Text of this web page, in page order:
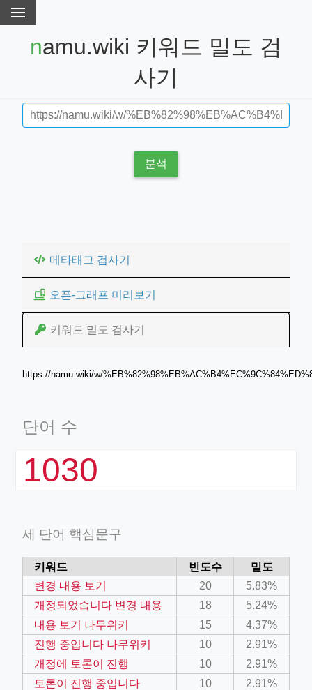
namu.wiki 키워드 밀도 검
사기
분석
메타태그 검사기
오픈-그래프 미리보기
키워드 밀도 검사기
https://namu.wiki/w/
단어 수
1030
세 단어 핵심문구
키워드 빈도수
밀도
변경 내용 보기
20
5.83%
개정되었습니다 변경 내용
18
5.24%
내용 보기 나무위키
15
4.37%
진행 중입니다 나무위키
10
2.91%
개정에 토론이 진행
10
2.91%
토론이 진행 중입니다
10
2.91%